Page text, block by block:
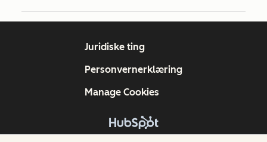
Juridiske ting
Personvernerklæring
Manage Cookies